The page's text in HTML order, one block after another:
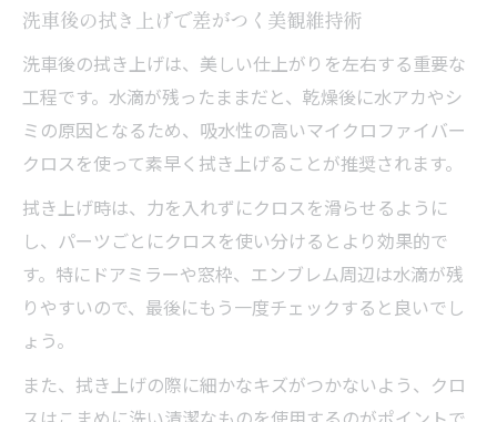
洗車後の拭き上げで差がつく美観維持術
洗車後の拭き上げは、美しい仕上がりを左右する重要な
工程です。水滴が残ったままだと、乾燥後に水アカやシ
ミの原因となるため、吸水性の高いマイクロファイバー
クロスを使って素早く拭き上げることが推奨されます。
拭き上げ時は、力を入れずにクロスを滑らせるように
し、パーツごとにクロスを使い分けるとより効果的で
す。特にドアミラーや窓枠、エンブレム周辺は水滴が残
りやすいので、最後にもう一度チェックすると良いでし
ょう。
また、拭き上げの際に細かなキズがつかないよう、クロ